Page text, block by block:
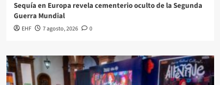
Sequía en Europa revela cementerio oculto de la Segunda
Guerra Mundial
EHF 7 agosto, 2026 0